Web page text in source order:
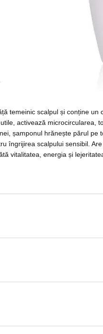
temeinic scalpul și conține un
activează microcircularea,
șamponul hrănește părul pe
îngrijirea scalpului sensibil.
vitalitatea, energia și